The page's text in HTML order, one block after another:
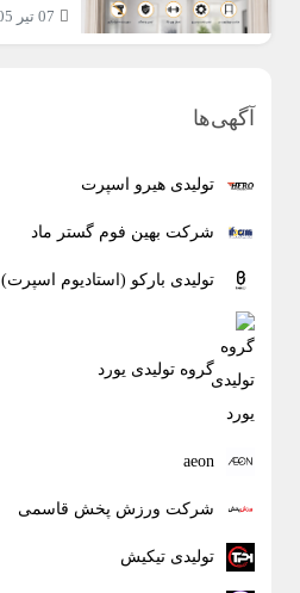
07 تیر 1405
آگهی‌ها
تولیدی هیرو اسپرت
شرکت بهین فوم گستر ماد
تولیدی بارکو (استادیوم اسپرت)
گروه تولیدی یورد
شرکت ورزش پخش قاسمی
تولیدی تیکیش